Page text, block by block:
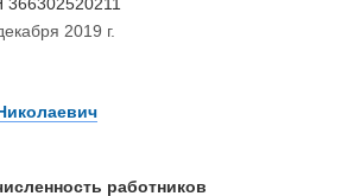
2019 г.
работников